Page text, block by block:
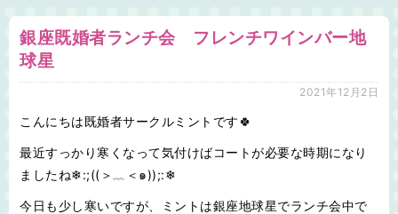
銀座既婚者ランチ会 フレンチワインバー地
球星
2021年12月2日
こんにちは既婚者サークルミントです🍀
最近すっかり寒くなって気付けばコートが必要な時期になり
ましたね❄:;((＞﹏＜๑));:❄
今日も少し寒いですが、ミントは銀座地球星でランチ会中で